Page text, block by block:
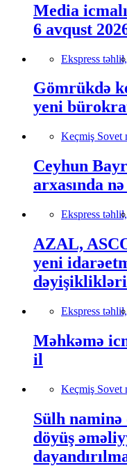
Media
6 avqust
Ekspress təhlil,
Gömrükdə
yeni
Keçmiş Sovet
Ceyhun
arxasında
Ekspress təhlil,
AZAL,
yeni
Ekspress təhlil,
Məhkəmə
il
Keçmiş Sovet
Sülh
döyüş